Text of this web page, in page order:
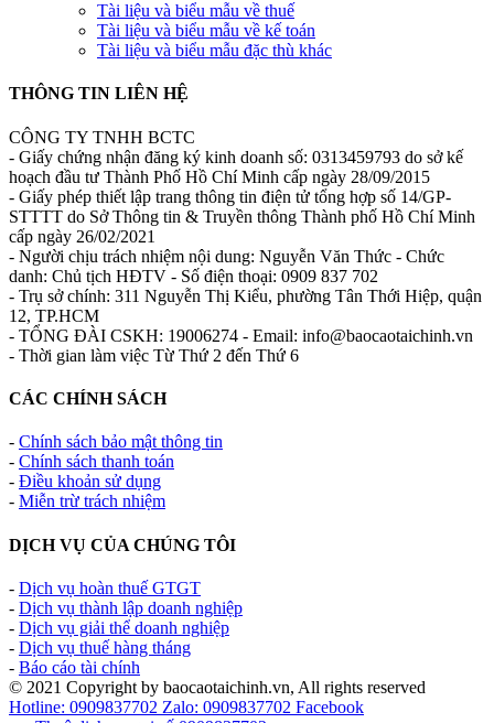
Tài liệu và biểu mẫu về thuế
Tài liệu và biểu mẫu về kế toán
Tài liệu và biểu mẫu đặc thù khác
THÔNG TIN LIÊN HỆ
CÔNG TY TNHH BCTC
- Giấy chứng nhận đăng ký kinh doanh số: 0313459793 do sở kế
hoạch đầu tư Thành Phố Hồ Chí Minh cấp ngày 28/09/2015
- Giấy phép thiết lập trang thông tin điện tử tổng hợp số 14/GP-
STTTT do Sở Thông tin & Truyền thông Thành phố Hồ Chí Minh
cấp ngày 26/02/2021
- Người chịu trách nhiệm nội dung: Nguyễn Văn Thức - Chức
danh: Chủ tịch HĐTV - Số điện thoại: 0909 837 702
- Trụ sở chính: 311 Nguyễn Thị Kiểu, phường Tân Thới Hiệp, quận
12, TP.HCM
- TỔNG ĐÀI CSKH: 19006274 - Email: info@baocaotaichinh.vn
- Thời gian làm việc Từ Thứ 2 đến Thứ 6
CÁC CHÍNH SÁCH
- Chính sách bảo mật thông tin
- Chính sách thanh toán
- Điều khoản sử dụng
- Miễn trừ trách nhiệm
DỊCH VỤ CỦA CHÚNG TÔI
- Dịch vụ hoàn thuế GTGT
- Dịch vụ thành lập doanh nghiệp
- Dịch vụ giải thể doanh nghiệp
- Dịch vụ thuế hàng tháng
- Báo cáo tài chính
© 2021 Copyright by baocaotaichinh.vn, All rights reserved
Hotline: 0909837702 Zalo: 0909837702 Facebook